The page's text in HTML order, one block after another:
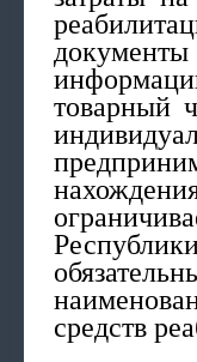
товарный
средств